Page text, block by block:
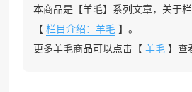
本商品是【羊毛】系列文章，关于
【 栏目介绍：羊毛 】。
更多羊毛商品可以点击【 羊毛 】查